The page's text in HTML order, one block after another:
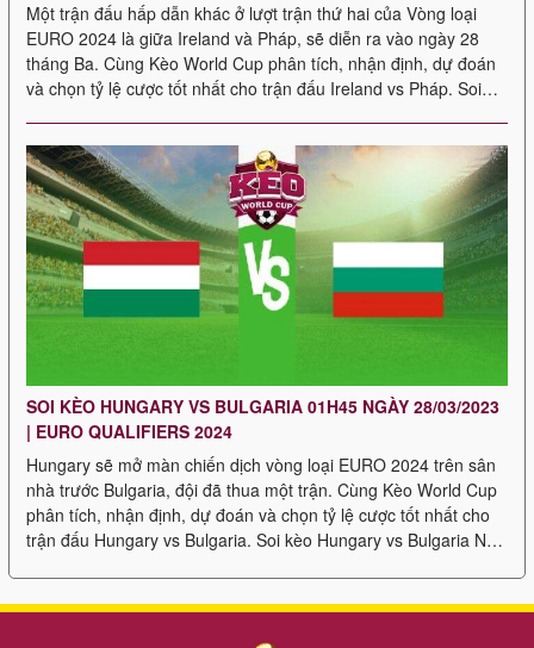
Một trận đấu hấp dẫn khác ở lượt trận thứ hai của Vòng loại
EURO 2024 là giữa Ireland và Pháp, sẽ diễn ra vào ngày 28
tháng Ba. Cùng Kèo World Cup phân tích, nhận định, dự đoán
và chọn tỷ lệ cược tốt nhất cho trận đấu Ireland vs Pháp. Soi
SOI KÈO HUNGARY VS BULGARIA 01H45 NGÀY 28/03/2023
| EURO QUALIFIERS 2024
Hungary sẽ mở màn chiến dịch vòng loại EURO 2024 trên sân
nhà trước Bulgaria, đội đã thua một trận. Cùng Kèo World Cup
phân tích, nhận định, dự đoán và chọn tỷ lệ cược tốt nhất cho
trận đấu Hungary vs Bulgaria. Soi kèo Hungary vs Bulgaria Nếu